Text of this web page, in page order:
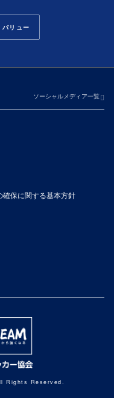
リュー
ソーシャルメディア一覧
保に関する基本方針
Rights Reserved.